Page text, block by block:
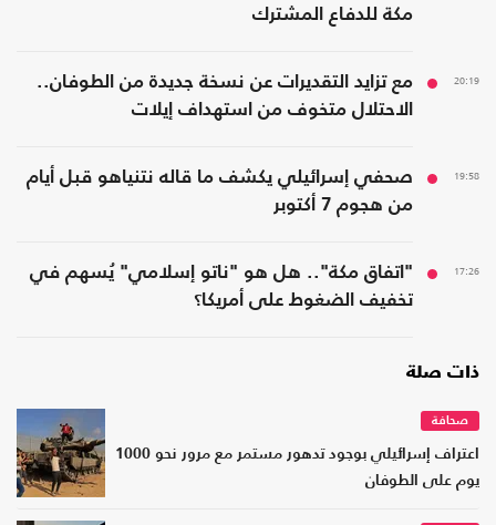
مكة للدفاع المشترك
20:19
مع تزايد التقديرات عن نسخة جديدة من الطوفان..
الاحتلال متخوف من استهداف إيلات
19:58
صحفي إسرائيلي يكشف ما قاله نتنياهو قبل أيام
من هجوم 7 أكتوبر
17:26
"اتفاق مكة".. هل هو "ناتو إسلامي" يُسهم في
تخفيف الضغوط على أمريكا؟
ذات صلة
صحافة
اعتراف إسرائيلي بوجود تدهور مستمر مع مرور نحو 1000
يوم على الطوفان